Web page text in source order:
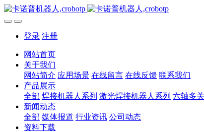
登录 注册
网站首页
关于我们
网站简介 应用场景 在线留言 在线反馈 联系我们
产品展示
全部 焊接机器人系列 激光焊接机器人系列 六轴多
新闻动态
全部 媒体报道 行业资讯 公司动态
资料下载